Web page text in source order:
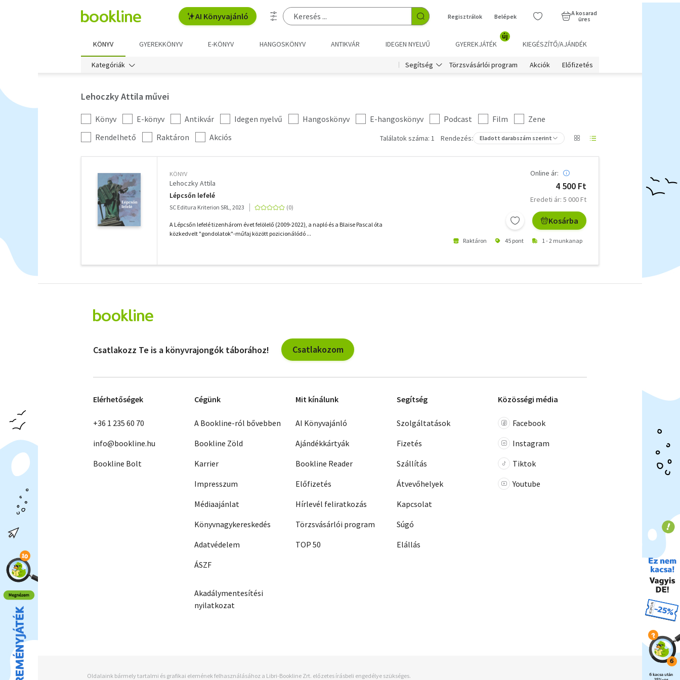
AI Könyvajánló Regisztrálok Belépek
A kosarad
üres
KÖNYV GYEREKKÖNYV E-KÖNYV HANGOSKÖNYV ANTIKVÁR IDEGEN NYELVŰ GYEREKJÁTÉK
új
KIEGÉSZÍTŐ/AJÁNDÉK
Kategóriák Segítség Törzsvásárlói program Akciók Előfizetés
Lehoczky Attila művei
Kategória
szűrés
Könyv E-könyv Antikvár Idegen nyelvű Hangoskönyv E-hangoskönyv Podcast Film
Zene
További
szűrők
Rendelhető Raktáron Akciós Találatok száma: 1 Rendezés: Eladott darabszám szerint
KÖNYV
Lehoczky Attila
Lépcsőn lefelé
SC Editura Kriterion SRL, 2023
A Lépcsőn lefelé tizenhárom évet felölelő (2009-2022), a napló és a Blaise Pascal óta
közkedvelt "gondolatok"-műfaj között pozicionálódó ...
Online ár:
4 500 Ft
Eredeti ár: 5 000 Ft
Kosárba
Raktáron 45 pont 1 - 2 munkanap
szűrők
Csatlakozz Te is a könyvrajongók táborához! Csatlakozom
Elérhetőségek
+36 1 235 60 70
info@bookline.hu
Bookline Bolt
Cégünk
A Bookline-ról bővebben
Bookline Zöld
Karrier
Impresszum
Médiaajánlat
Könyvnagykereskedés
Adatvédelem
ÁSZF
Akadálymentesítési
nyilatkozat
Mit kínálunk
AI Könyvajánló
Ajándékkártyák
Bookline Reader
Előfizetés
Hírlevél feliratkozás
Törzsvásárlói program
TOP 50
Segítség
Szolgáltatások
Fizetés
Szállítás
Átvevőhelyek
Kapcsolat
Súgó
Elállás
Közösségi média
Facebook
Instagram
Tiktok
Youtube
Oldalaink bármely tartalmi és grafikai elemének felhasználásához a Libri-Bookline Zrt. előzetes írásbeli engedélye szükséges.